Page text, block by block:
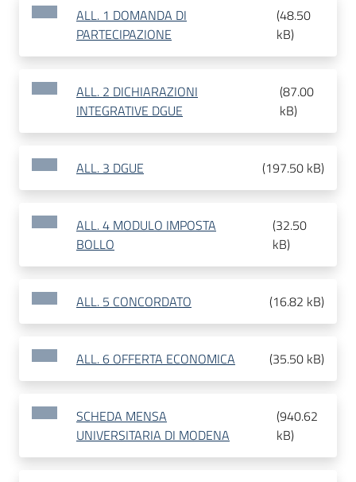
ALL. 1 DOMANDA DI
PARTECIPAZIONE
(48.50
kB)
ALL. 2 DICHIARAZIONI
INTEGRATIVE DGUE
(87.00
kB)
ALL. 3 DGUE (197.50 kB)
ALL. 4 MODULO IMPOSTA
BOLLO
(32.50
kB)
ALL. 5 CONCORDATO (16.82 kB)
ALL. 6 OFFERTA ECONOMICA (35.50 kB)
SCHEDA MENSA
UNIVERSITARIA DI MODENA
(940.62
kB)